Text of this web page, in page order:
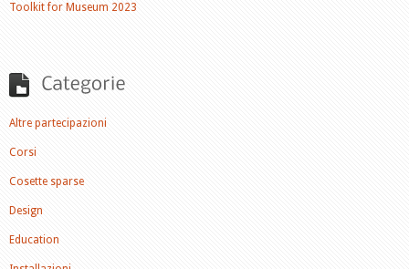
Toolkit for Museum 2023
Altre partecipazioni
Corsi
Cosette sparse
Design
Education